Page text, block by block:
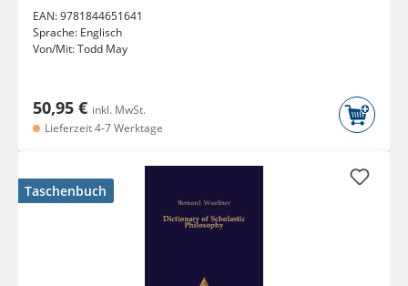
EAN:9781844651641
Sprache: Englisch
Von/Mit:Todd May
50,95 € inkl. MwSt.
Lieferzeit 4-7 Werktage
Taschenbuch